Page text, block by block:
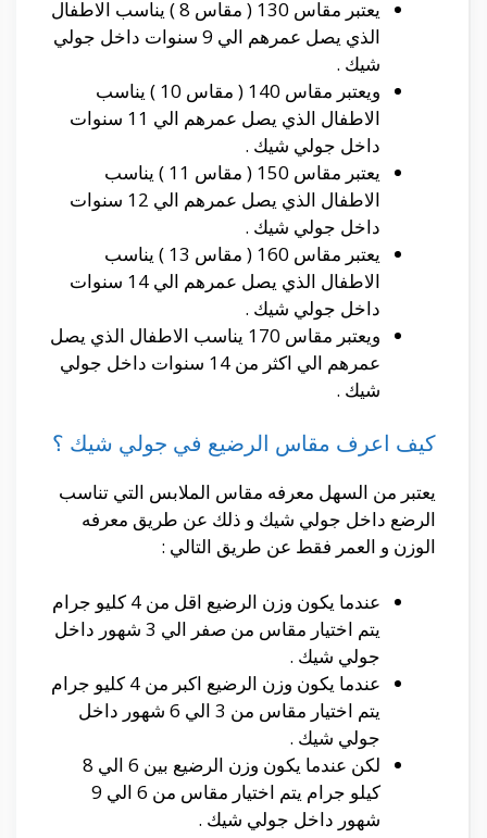
يعتبر مقاس 130 ( مقاس 8 ) يناسب الاطفال
الذي يصل عمرهم الي 9 سنوات داخل جولي
شيك .
ويعتبر مقاس 140 ( مقاس 10 ) يناسب
الاطفال الذي يصل عمرهم الي 11 سنوات
داخل جولي شيك .
يعتبر مقاس 150 ( مقاس 11 ) يناسب
الاطفال الذي يصل عمرهم الي 12 سنوات
داخل جولي شيك .
يعتبر مقاس 160 ( مقاس 13 ) يناسب
الاطفال الذي يصل عمرهم الي 14 سنوات
داخل جولي شيك .
ويعتبر مقاس 170 يناسب الاطفال الذي يصل
عمرهم الي اكثر من 14 سنوات داخل جولي
شيك .
كيف اعرف مقاس الرضيع في جولي شيك ؟
يعتبر من السهل معرفه مقاس الملابس التي تناسب
الرضع داخل جولي شيك و ذلك عن طريق معرفه
الوزن و العمر فقط عن طريق التالي :
عندما يكون وزن الرضيع اقل من 4 كليو جرام
يتم اختيار مقاس من صفر الي 3 شهور داخل
جولي شيك .
عندما يكون وزن الرضيع اكبر من 4 كليو جرام
يتم اختيار مقاس من 3 الي 6 شهور داخل
جولي شيك .
لكن عندما يكون وزن الرضيع بين 6 الي 8
كيلو جرام يتم اختيار مقاس من 6 الي 9
شهور داخل جولي شيك .